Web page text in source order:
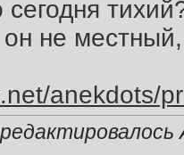
сегодня
он не
anekdots/